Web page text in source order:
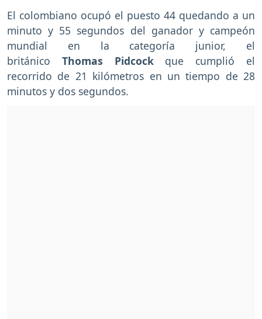
El colombiano ocupó el puesto 44 quedando a un
minuto y 55 segundos del ganador y campeón
mundial en la categoría junior, el
británico Thomas Pidcock que cumplió el
recorrido de 21 kilómetros en un tiempo de 28
minutos y dos segundos.